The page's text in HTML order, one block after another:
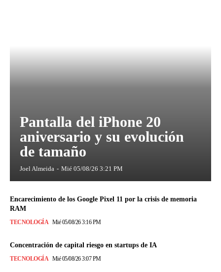
Pantalla del iPhone 20
aniversario y su evolución
de tamaño
Joel Almeida - Mié 05/08/26 3:21 PM
Encarecimiento de los Google Pixel 11 por la crisis de memoria
RAM
TECNOLOGÍA Mié 05/08/26 3:16 PM
Concentración de capital riesgo en startups de IA
TECNOLOGÍA Mié 05/08/26 3:07 PM